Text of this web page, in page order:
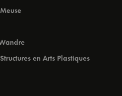
en Arts Plastiques